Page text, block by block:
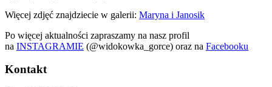
Więcej zdjęć znajdziecie w galerii: Maryna i Janosik
Po więcej aktualności zapraszamy na nasz profil
na INSTAGRAMIE (@widokowka_gorce) oraz na Facebooku
Kontakt